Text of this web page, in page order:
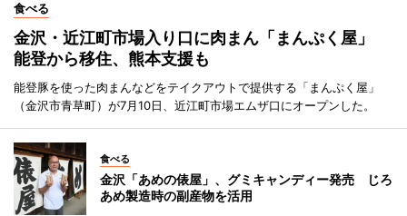
食べる
金沢・近江町市場入り口に肉まん「まんぷく屋」
能登から移住、熊本支援も
能登豚を使った肉まんなどをテイクアウトで提供する「まんぷく屋」
（金沢市青草町）が7月10日、近江町市場エムザ口にオープンした。
食べる
金沢「あめの俵屋」、グミキャンディー発売 じろ
あめ製造時の副産物を活用